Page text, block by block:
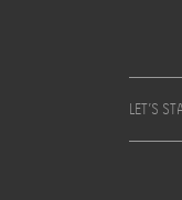
LET’S